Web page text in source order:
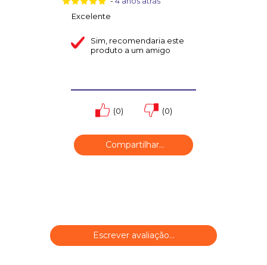
Excelente
Sim , recomendaria este
produto a um amigo
(0) (0)
Compartilhar...
Escrever avaliação...